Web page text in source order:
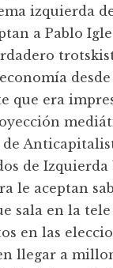
izquierda
a Pablo
que era
de
de Izquierda
le aceptan
sala en la tele
en las
llegar a